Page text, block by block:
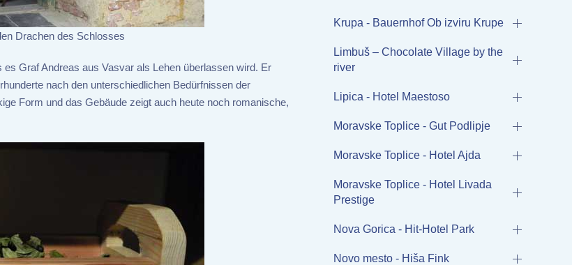
Drachen des Schlosses
Graf Andreas aus Vasvar als Lehen überlassen wird. Er
nach den unterschiedlichen Bedürfnissen der
Form und das Gebäude zeigt auch heute noch romanische,
Krupa - Bauernhof Ob izviru Krupe
Limbuš – Chocolate Village by the
river
Lipica - Hotel Maestoso
Moravske Toplice - Gut Podlipje
Moravske Toplice - Hotel Ajda
Moravske Toplice - Hotel Livada
Prestige
Nova Gorica - Hit-Hotel Park
Novo mesto - Hiša Fink